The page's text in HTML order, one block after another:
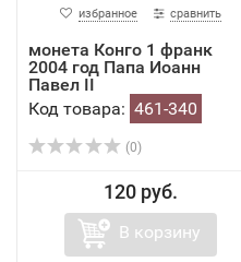
избранное сравнить
монета Конго 1 франк
2004 год Папа Иоанн
Павел II
Код товара: 461-340
(0)
120 руб.
В корзину